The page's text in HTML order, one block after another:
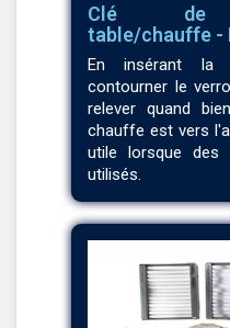
Clé de
table/chauffe -
En insérant la
contourner le
relever quand
chauffe est vers
utile lorsque
utilisés.